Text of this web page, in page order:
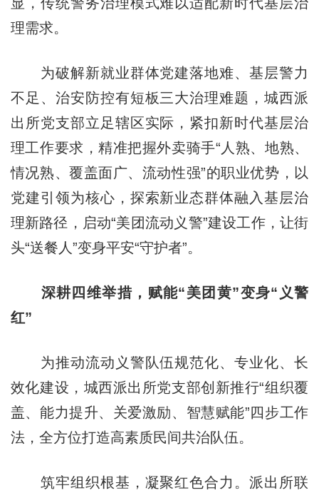
理需求。
为破解新就业群体党建落地难、基层警力
不足、治安防控有短板三大治理难题，城西派
出所党支部立足辖区实际，紧扣新时代基层治
理工作要求，精准把握外卖骑手“人熟、地熟、
情况熟、覆盖面广、流动性强”的职业优势，以
党建引领为核心，探索新业态群体融入基层治
理新路径，启动“美团流动义警”建设工作，让街
头“送餐人”变身平安“守护者”。
深耕四维举措，赋能“美团 黄”变身“义警
红”
为推动流动义警队伍规范化、专业化、长
效化建设，城西派出所党支部创新推行“组织覆
盖、能力提升、关爱激励、智慧赋能”四步工作
法，全方位打造高素质民间共治队伍。
筑牢组织根基，凝聚红色合力。派出所联